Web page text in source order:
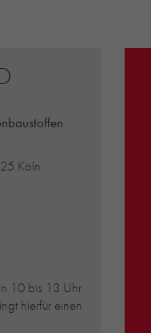
Köln
10 bis 13 Uhr.
hierfür einen